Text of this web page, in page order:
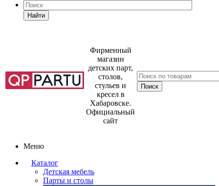
Найти
Фирменный
магазин
детских парт,
столов,
стульев и
кресел в
Хабаровске.
Официальный
сайт
Меню
Каталог
Детская мебель
Парты и столы